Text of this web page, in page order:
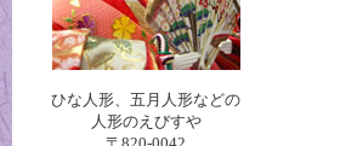
ひな人形、五月人形などの
人形のえびすや